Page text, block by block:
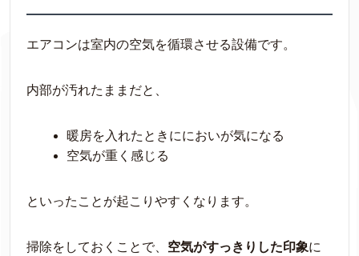
エアコンは室内の空気を循環させる設備です。
内部が汚れたままだと、
暖房を入れたときににおいが気になる
空気が重く感じる
といったことが起こりやすくなります。
掃除をしておくことで、 空気がすっきりした印象に